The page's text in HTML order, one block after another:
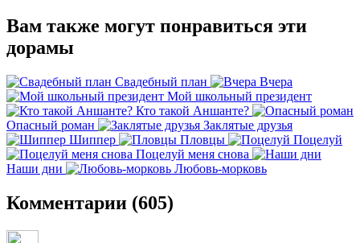
Вам также могут понравиться эти
дорамы
Свадебный план
Вчера
Мой школьный президент
Кто такой Аншанте?
Опасный роман
Заклятые друзья
Шиппер
Пловцы
Поцелуй
Поцелуй меня снова
Наши дни
Любовь-морковь
Комментарии (605)